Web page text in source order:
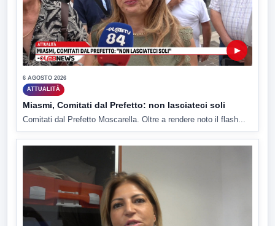
▶
6 AGOSTO 2026
ATTUALITÀ
Miasmi, Comitati dal Prefetto: non lasciateci soli
Comitati dal Prefetto Moscarella. Oltre a rendere noto il flash...